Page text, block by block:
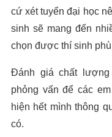
cứ xét tuyển đại học
sinh sẽ mang đến
chọn được thí sinh
Đánh giá chất
phỏng vấn để các
hiện hết mình thông
có.